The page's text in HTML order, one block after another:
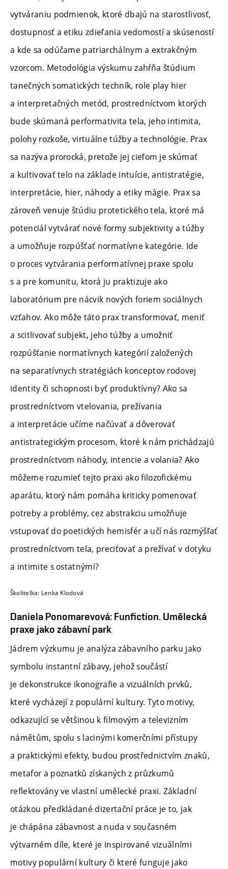
vytváraniu podmienok, ktoré dbajú na starostlivosť,
dostupnosť a etiku zdieľania vedomostí a skúseností
a kde sa odúčame patriarchálnym a extrakčným
vzorcom. Metodológia výskumu zahŕňa štúdium
tanečných somatických techník, role play hier
a interpretačných metód, prostredníctvom ktorých
bude skúmaná performativita tela, jeho intimita,
polohy rozkoše, virtuálne túžby a technológie. Prax
sa nazýva prorocká, pretože jej cieľom je skúmať
a kultivovať telo na základe intuície, antistratégie,
interpretácie, hier, náhody a etiky mágie. Prax sa
zároveň venuje štúdiu protetického tela, ktoré má
potenciál vytvárať nové formy subjektivity a túžby
a umožňuje rozpúšťať normatívne kategórie. Ide
o proces vytvárania performatívnej praxe spolu
s a pre komunitu, ktorá ju praktizuje ako
laboratórium pre nácvik nových foriem sociálnych
vzťahov. Ako môže táto prax transformovať, meniť
a scitlivovať subjekt, jeho túžby a umožniť
rozpúšťanie normatívnych kategórií založených
na separatívnych stratégiách konceptov rodovej
identity či schopnosti byť produktívny? Ako sa
prostredníctvom vtelovania, prežívania
a interpretácie učíme načúvať a dôverovať
antistrategickým procesom, ktoré k nám prichádzajú
prostredníctvom náhody, intencie a volania? Ako
môžeme rozumieť tejto praxi ako filozofickému
aparátu, ktorý nám pomáha kriticky pomenovať
potreby a problémy, cez abstrakciu umožňuje
vstupovať do poetických hemisfér a učí nás rozmýšľať
prostredníctvom tela, preciťovať a prežívať v dotyku
a intimite s ostatnými?
Školitelka: Lenka Klodová
Daniela Ponomarevová: Funfiction. Umělecká
praxe jako zábavní park
Jádrem výzkumu je analýza zábavního parku jako
symbolu instantní zábavy, jehož součástí
je dekonstrukce ikonografie a vizuálních prvků,
které vycházejí z populární kultury. Tyto motivy,
odkazující se většinou k filmovým a televizním
námětům, spolu s lacinými komerčními přístupy
a praktickými efekty, budou prostřednictvím znaků,
metafor a poznatků získaných z průzkumů
reflektovány ve vlastní umělecké praxi. Základní
otázkou předkládané dizertační práce je to, jak
je chápána zábavnost a nuda v současném
výtvarném díle, které je inspirované vizuálními
motivy populární kultury či které funguje jako